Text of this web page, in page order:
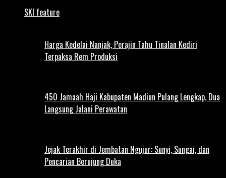
SKI feature
Harga Kedelai Nanjak, Perajin Tahu Tinalan Kediri
Terpaksa Rem Produksi
450 Jamaah Haji Kabupaten Madiun Pulang Lengkap, Dua
Langsung Jalani Perawatan
Jejak Terakhir di Jembatan Ngujur: Sunyi, Sungai, dan
Pencarian Berujung Duka